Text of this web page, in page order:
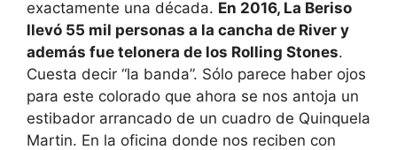
exactamente una década. En 2016, La Beriso
llevó 55 mil personas a la cancha de River y
además fue telonera de los Rolling Stones.
Cuesta decir “la banda”. Sólo parece haber ojos
para este colorado que ahora se nos antoja un
estibador arrancado de un cuadro de Quinquela
Martin. En la oficina donde nos reciben con